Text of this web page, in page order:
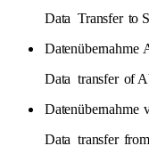
Data Transfer to
Datenübernahme
Data transfer of
Datenübernahme
Data transfer